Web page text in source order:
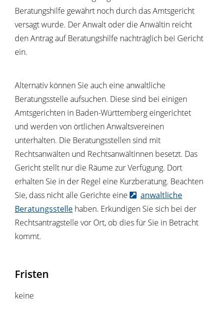
Beratungshilfe gewährt noch durch das Amtsgericht
versagt wurde. Der Anwalt oder die Anwältin reicht
den Antrag auf Beratungshilfe nachträglich bei Gericht
ein.
Alternativ können Sie auch eine anwaltliche
Beratungsstelle aufsuchen. Diese sind bei einigen
Amtsgerichten in Baden-Württemberg eingerichtet
und werden von örtlichen Anwaltsvereinen
unterhalten. Die Beratungsstellen sind mit
Rechtsanwälten und Rechtsanwältinnen besetzt. Das
Gericht stellt nur die Räume zur Verfügung. Dort
erhalten Sie in der Regel eine Kurzberatung. Beachten
Sie, dass nicht alle Gerichte eine
anwaltliche
Beratungsstelle haben. Erkundigen Sie sich bei der
Rechtsantragstelle vor Ort, ob dies für Sie in Betracht
kommt.
Fristen
keine